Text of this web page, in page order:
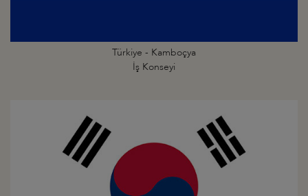
Türkiye - Kamboçya
İş Konseyi